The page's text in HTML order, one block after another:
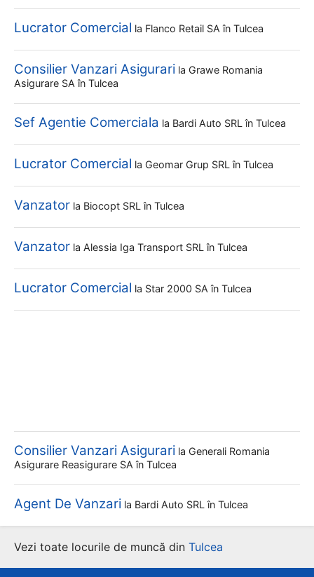
Lucrator Comercial la Flanco Retail SA în Tulcea
Consilier Vanzari Asigurari la Grawe Romania
Asigurare SA în Tulcea
Sef Agentie Comerciala la Bardi Auto SRL în Tulcea
Lucrator Comercial la Geomar Grup SRL în Tulcea
Vanzator la Biocopt SRL în Tulcea
Vanzator la Alessia Iga Transport SRL în Tulcea
Lucrator Comercial la Star 2000 SA în Tulcea
Consilier Vanzari Asigurari la Generali Romania
Asigurare Reasigurare SA în Tulcea
Agent De Vanzari la Bardi Auto SRL în Tulcea
Vezi toate locurile de muncă din Tulcea